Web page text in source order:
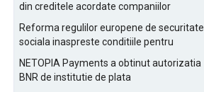
din creditele acordate companiilor
Reforma regulilor europene de securitate
sociala inaspreste conditiile pentru
NETOPIA Payments a obtinut autorizatia
BNR de institutie de plata